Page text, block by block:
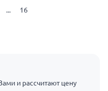
... 16
и рассчитают цену